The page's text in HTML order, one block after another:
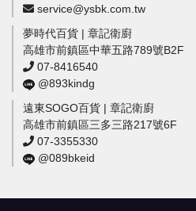
service@ysbk.com.tw
夢時代百貨 | 章記衛廚
高雄市前鎮區中華五路789號B2F
07-8416540
@893kindg
遠東SOGO百貨 | 章記衛廚
高雄市前鎮區三多三路217號6F
07-3355330
@089bkeid